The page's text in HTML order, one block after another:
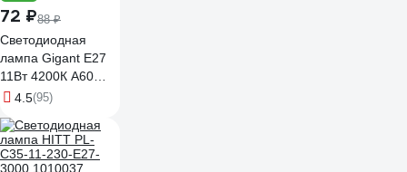
72 ₽88 ₽
Светодиодная
лампа Gigant E27
11Вт 4200К А60
900Лм G-E27-11-
4.5(95)